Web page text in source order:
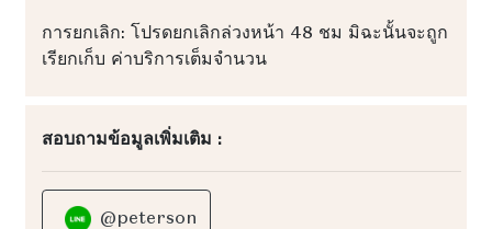
การยกเลิก: โปรดยกเลิกล่วงหน้า 48 ชม มิฉะนั้นจะถูก
เรียกเก็บ ค่าบริการเต็มจำนวน
สอบถามข้อมูลเพิ่มเติม :
@peterson